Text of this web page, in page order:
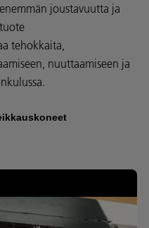
joustavuutta ja
tehokkaita,
nuuttaamiseen ja